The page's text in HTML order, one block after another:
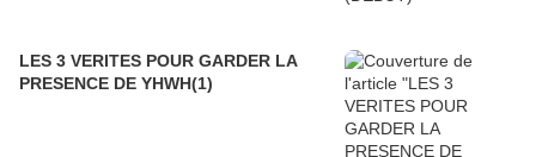
LES 3 VERITES POUR GARDER LA
PRESENCE DE YHWH(1)